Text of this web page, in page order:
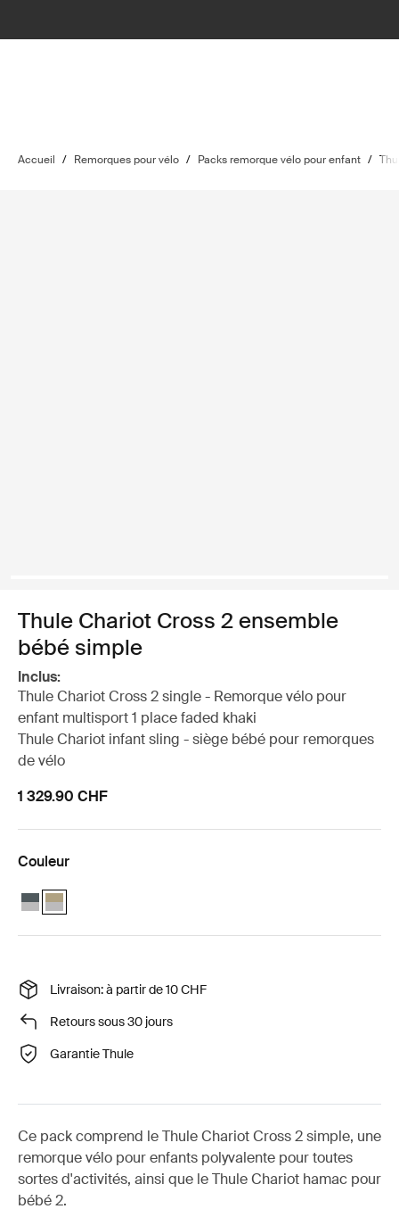
Accueil / Remorques pour vélo / Packs remorque vélo pour enfant /
Thule Chariot Cross 2 ensemble
bébé simple
Inclus:
Thule Chariot Cross 2 single - Remorque vélo pour
enfant multisport 1 place faded khaki
Thule Chariot infant sling - siège bébé pour remorques
de vélo
1 329.90 CHF
Couleur
Thule Chariot Cross 2 ensemble bébé simple Ardoise foncée
Thule Chariot Cross 2 ensemble bébé simple Kaki délavé
Livraison: à partir de 10 CHF
Retours sous 30 jours
Garantie Thule
Ce pack comprend le Thule Chariot Cross 2 simple, une
remorque vélo pour enfants polyvalente pour toutes
sortes d'activités, ainsi que le Thule Chariot hamac pour
bébé 2.